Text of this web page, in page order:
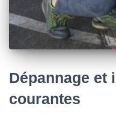
Dépannage et
courantes